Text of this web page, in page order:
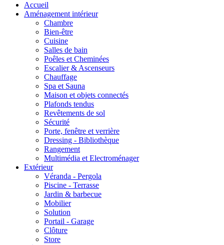
Accueil
Aménagement intérieur
Chambre
Bien-être
Cuisine
Salles de bain
Poêles et Cheminées
Escalier & Ascenseurs
Chauffage
Spa et Sauna
Maison et objets connectés
Plafonds tendus
Revêtements de sol
Sécurité
Porte, fenêtre et verrière
Dressing - Bibliothèque
Rangement
Multimédia et Electroménager
Extérieur
Véranda - Pergola
Piscine - Terrasse
Jardin & barbecue
Mobilier
Solution
Portail - Garage
Clôture
Store